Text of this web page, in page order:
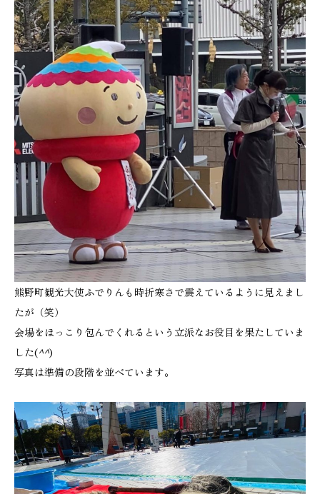
熊野町観光大使ふでりんも時折寒さで震えているように見えまし
たが（笑）
会場をほっこり包んでくれるという立派なお役目を果たしていま
した(^^)
写真は準備の段階を並べています。